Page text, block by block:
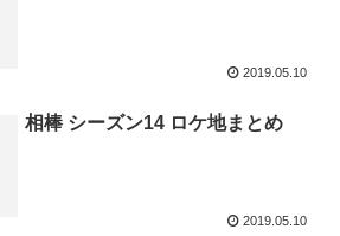
2019.05.10
相棒 シーズン14 ロケ地まとめ
2019.05.10